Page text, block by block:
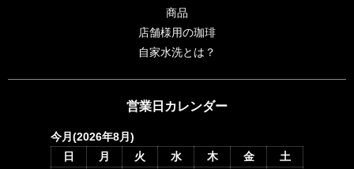
商品
店舗様用の珈琲
自家水洗とは？
営業日カレンダー
今月(2026年8月)
日
月 火 水 木 金
土